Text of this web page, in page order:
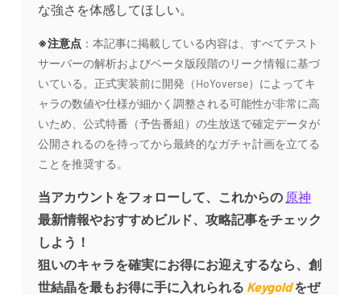
な強さを体感してほしい。
※注意点 ：本記事に掲載している内容は、すべてテスト
サーバーの解析およびベータ版段階のリーク情報に基づ
いている。正式実装前に開発（HoYoverse）によってキ
ャラの数値や仕様が細かく調整される可能性が非常に高
いため、公式特番（予告番組）の生放送で確定データが
公開されるのを待ってから最終的なガチャ計画を立てる
ことを推奨する。
当アカウントをフォローして、これからの 原神
最新情報やおすすめビルド、攻略記事をチェック
しよう！
狙いのキャラを確実にお得にお迎えするなら、創
世結晶を最もお得に手に入れられる Keygoldをぜ